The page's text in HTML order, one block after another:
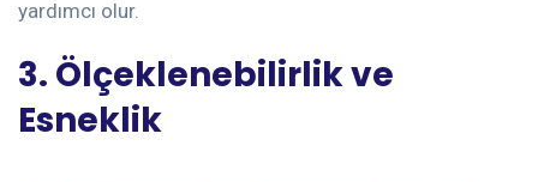
yardımcı olur.
3. Ölçeklenebilirlik ve
Esneklik